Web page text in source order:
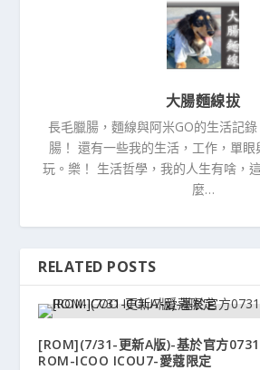
大腸麵線拔
長毛臘腸，麵線與阿米GO的生活記
腸！ 還有一些我的生活，工作，單眼
玩。樂！ 生活哲學，我的人生有啥，
麼…
RELATED POSTS
[ROM](7/31-更新A版)-基於官方
ROM-ICOO ICOU7-愛蔻限定